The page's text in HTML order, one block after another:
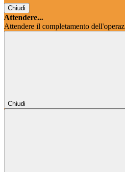
Chiudi
Attendere...
Attendere il completamento
Chiudi